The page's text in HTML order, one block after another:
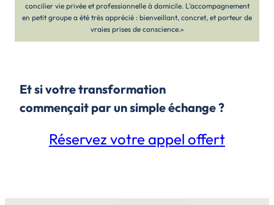
concilier vie privée et professionnelle à domicile. L’accompagnement
en petit groupe a été très apprécié : bienveillant, concret, et porteur de
vraies prises de conscience.»
Et si votre transformation
commençait par un simple échange ?
Réservez votre appel offert